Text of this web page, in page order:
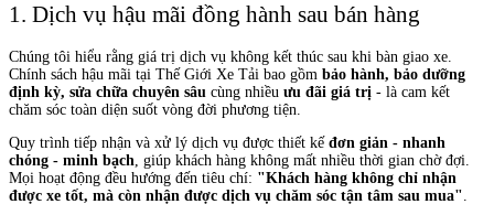
1. Dịch vụ hậu mãi đồng hành sau bán hàng
Chúng tôi hiểu rằng giá trị dịch vụ không kết thúc sau khi bàn giao xe.
Chính sách hậu mãi tại Thế Giới Xe Tải bao gồm bảo hành, bảo dưỡng
định kỳ, sửa chữa chuyên sâu cùng nhiều ưu đãi giá trị - là cam kết
chăm sóc toàn diện suốt vòng đời phương tiện.
Quy trình tiếp nhận và xử lý dịch vụ được thiết kế đơn giản - nhanh
chóng - minh bạch , giúp khách hàng không mất nhiều thời gian chờ đợi.
Mọi hoạt động đều hướng đến tiêu chí: "Khách hàng không chỉ nhận
được xe tốt, mà còn nhận được dịch vụ chăm sóc tận tâm sau mua"